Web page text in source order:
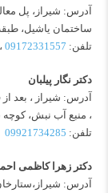
آدرس: شیراز، پل
ساختمان یاشیل، طبقه
تلفن: 09172331557 ،
دکتر نگار پیلبان
، منبع آب نبش، کوچه 7/5 میرزای شیرازی
تلفن: 09921734285
دکتر زهرا کاظمی
آدرس: